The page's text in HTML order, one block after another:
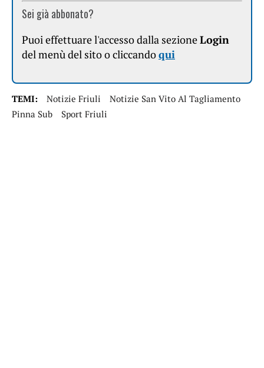
Sei già abbonato?
Puoi effettuare l'accesso dalla sezioneLogin
del menù del sito o cliccandoqui
TEMI: Notizie Friuli
Notizie San Vito Al Tagliamento
Pinna Sub
Sport Friuli